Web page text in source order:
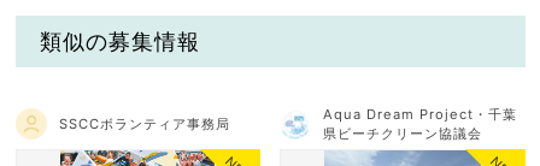
類似の募集情報
SSCCボランティア事務局
Aqua Dream Project・千葉
県ビーチクリーン協議会